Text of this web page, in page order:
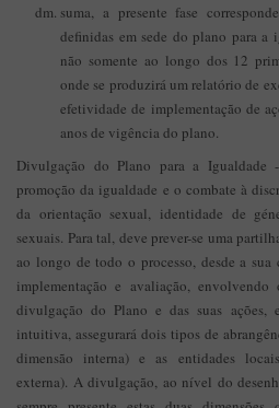
suma, a presente fase
definidas em sede do plano para a
não somente ao longo dos 12
onde se produzirá um relatório de
efetividade de implementação de
anos de vigência do plano.
Divulgação do Plano para a
promoção da igualdade e o combate à
da orientação sexual, identidade de
sexuais. Para tal, deve prever-se uma
ao longo de todo o processo, desde a sua
implementação e avaliação, envolvendo
divulgação do Plano e das suas ações,
intuitiva, assegurará dois tipos de
dimensão interna) e as entidades
externa). A divulgação, ao nível do